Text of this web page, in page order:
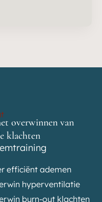
overwinnen van
klachten
efficiënt ademen
hyperventilatie
burn-out klachten